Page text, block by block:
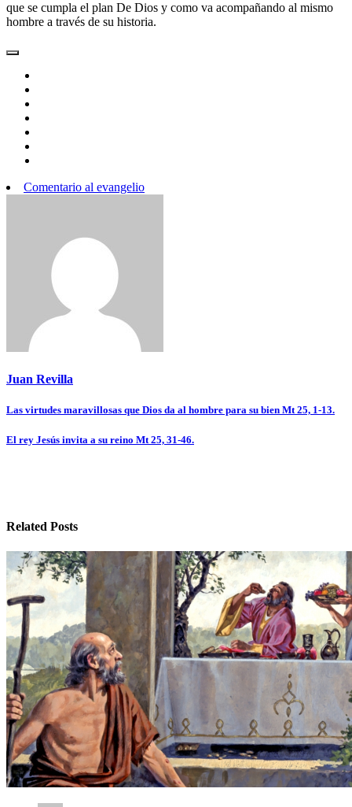
que se cumpla el plan De Dios y como va acompañando al mismo
hombre a través de su historia.
Comentario al evangelio
Juan Revilla
Navegación
de
Las virtudes maravillosas que Dios da al hombre para su bien Mt 25, 1-13.
El rey Jesús invita a su reino Mt 25, 31-46.
Related Posts